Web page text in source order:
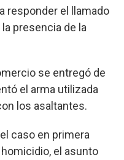
responder el llamado
presencia de la
se entregó de
el arma utilizada
los asaltantes.
caso en primera
el asunto